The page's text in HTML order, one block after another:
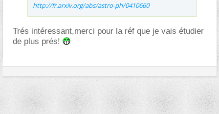
http://fr.arxiv.org/abs/astro-ph/0410660
Trés intéressant,merci pour la réf que je vais étudier
de plus prés!